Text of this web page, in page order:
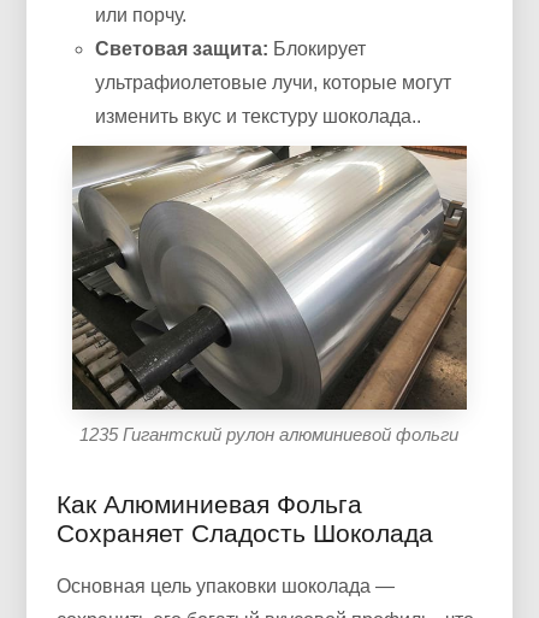
или порчу.
Световая защита: Блокирует
ультрафиолетовые лучи, которые могут
изменить вкус и текстуру шоколада..
1235 Гигантский рулон алюминиевой фольги
Как Алюминиевая Фольга
Сохраняет Сладость Шоколада
Основная цель упаковки шоколада —